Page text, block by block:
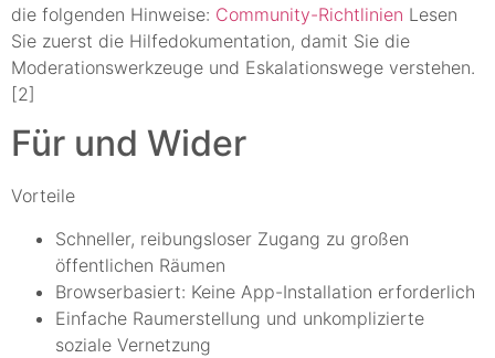
die folgenden Hinweise: Community-Richtlinien Lesen
Sie zuerst die Hilfedokumentation, damit Sie die
Moderationswerkzeuge und Eskalationswege verstehen.
[2]
Für und Wider
Vorteile
Schneller, reibungsloser Zugang zu großen
öffentlichen Räumen
Browserbasiert: Keine App-Installation erforderlich
Einfache Raumerstellung und unkomplizierte
soziale Vernetzung